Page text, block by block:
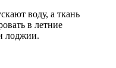
воду, а ткань
в летние
лоджии.